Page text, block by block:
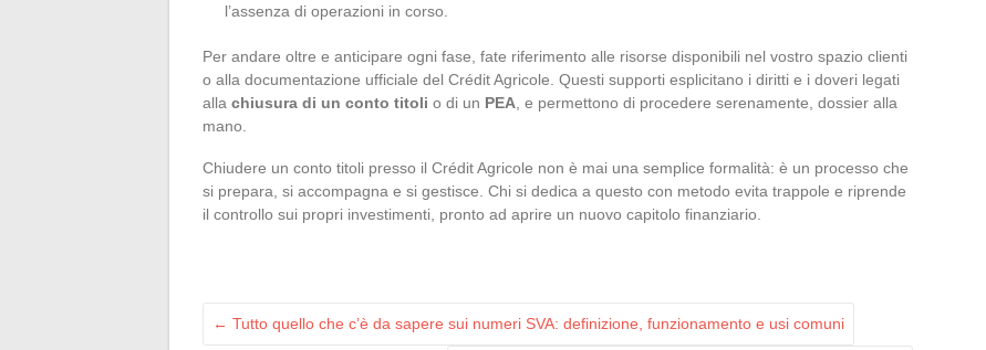
l’assenza di operazioni in corso.
Per andare oltre e anticipare ogni fase, fate riferimento alle risorse disponibili nel vostro spazio clienti
o alla documentazione ufficiale del Crédit Agricole. Questi supporti esplicitano i diritti e i doveri legati
alla chiusura di un conto titoli o di un PEA , e permettono di procedere serenamente, dossier alla
mano.
Chiudere un conto titoli presso il Crédit Agricole non è mai una semplice formalità: è un processo che
si prepara, si accompagna e si gestisce. Chi si dedica a questo con metodo evita trappole e riprende
il controllo sui propri investimenti, pronto ad aprire un nuovo capitolo finanziario.
← Tutto quello che c’è da sapere sui numeri SVA: definizione, funzionamento e usi comuni